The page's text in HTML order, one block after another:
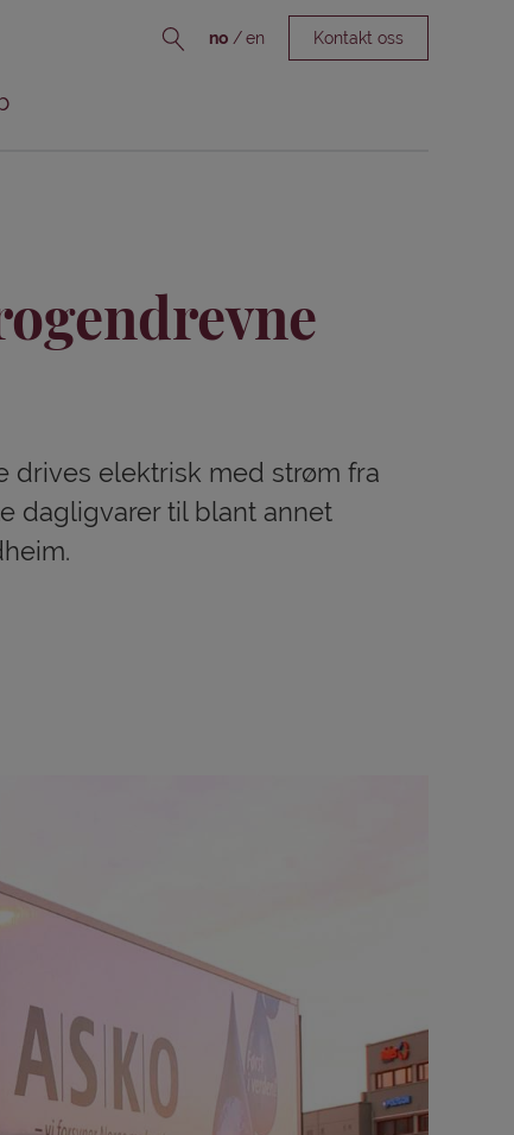
no en Kontakt oss
drives elektrisk med strøm fra
dagligvarer til blant annet